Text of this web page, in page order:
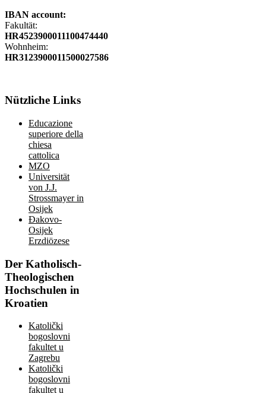
IBAN account:
Fakultät:
HR4523900011100474440
Wohnheim:
HR3123900011500027586
Nützliche Links
Educazione
superiore della
chiesa
cattolica
MZO
Universität
von J.J.
Strossmayer in
Osijek
Đakovo-
Osijek
Erzdiözese
Der Katholisch-
Theologischen
Hochschulen in
Kroatien
Katolički
bogoslovni
fakultet u
Zagrebu
Katolički
bogoslovni
fakultet u